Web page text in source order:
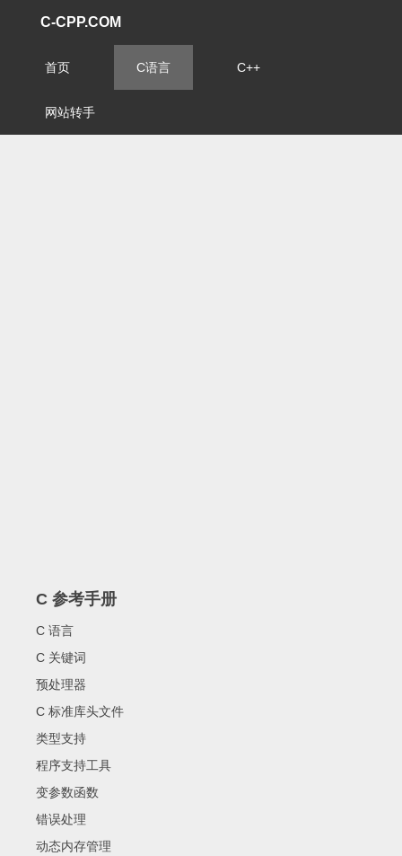
C-CPP.COM
首页 C语言 C++
网站转手
C 参考手册
C 语言
C 关键词
预处理器
C 标准库头文件
类型支持
程序支持工具
变参数函数
错误处理
动态内存管理